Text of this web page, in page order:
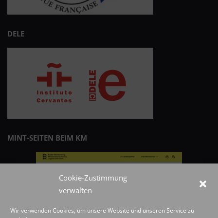
Cookie-Zustimmung
verwalten
Wir verwenden Cookies, um unsere Website und unseren Service zu
DELE
MINT-SEITEN BEIM KM